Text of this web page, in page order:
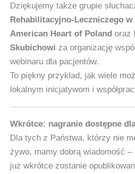
Dziękujemy także grupie
Rehabilitacyjno‑Leczniczego
American Heart of Poland oraz
Skubichowi za organizację
webinaru dla pacjentów.
To piękny przykład, jak wiele
lokalnym inicjatywom i
Wkrótce: nagranie dostępne
Dla tych z Państwa, którzy nie
żywo, mamy dobrą wiadomość –
już wkrótce zostanie